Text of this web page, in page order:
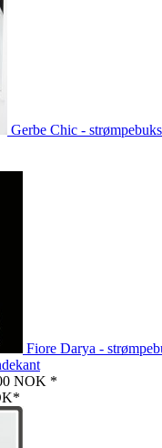
Gerbe Chic -
Fiore Darya -
NOK *